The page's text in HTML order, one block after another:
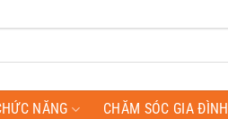
NĂNG CHĂM SÓC GIA ĐÌNH